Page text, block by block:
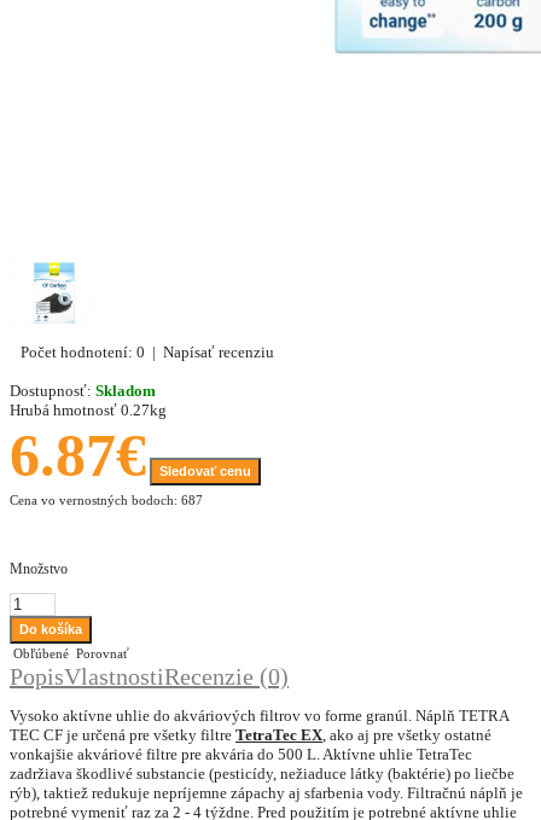
Počet hodnotení: 0 | Napísať recenziu
Dostupnosť: Skladom
Hrubá hmotnosť 0.27kg
6.87€
Sledovať cenu
Cena vo vernostných bodoch: 687
Množstvo
Obľúbené Porovnať
PopisVlastnostiRecenzie (0)
Vysoko aktívne uhlie do akváriových filtrov vo forme granúl. Náplň TETRA
TEC CF je určená pre všetky filtre TetraTec EX, ako aj pre všetky ostatné
vonkajšie akváriové filtre pre akvária do 500 L. Aktívne uhlie TetraTec
zadržiava škodlivé substancie (pesticídy, nežiaduce látky (baktérie) po liečbe
rýb), taktiež redukuje nepríjemne zápachy aj sfarbenia vody. Filtračnú náplň je
potrebné vymeniť raz za 2 - 4 týždne. Pred použitím je potrebné aktívne uhlie